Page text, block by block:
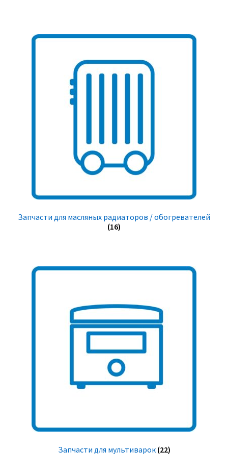
Запчасти для масляных радиаторов / обогревателей
(16)
Запчасти для мультиварок (22)